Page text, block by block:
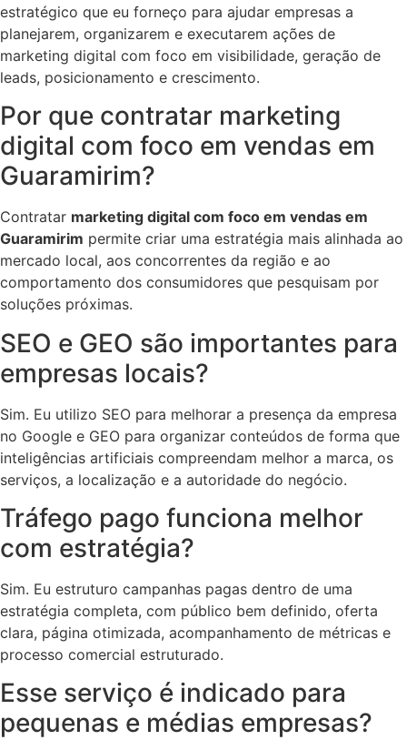
estratégico que eu forneço para ajudar empresas a
planejarem, organizarem e executarem ações de
marketing digital com foco em visibilidade, geração de
leads, posicionamento e crescimento.
Por que contratar marketing
digital com foco em vendas em
Guaramirim?
Contratar marketing digital com foco em vendas em
Guaramirim permite criar uma estratégia mais alinhada ao
mercado local, aos concorrentes da região e ao
comportamento dos consumidores que pesquisam por
soluções próximas.
SEO e GEO são importantes para
empresas locais?
Sim. Eu utilizo SEO para melhorar a presença da empresa
no Google e GEO para organizar conteúdos de forma que
inteligências artificiais compreendam melhor a marca, os
serviços, a localização e a autoridade do negócio.
Tráfego pago funciona melhor
com estratégia?
Sim. Eu estruturo campanhas pagas dentro de uma
estratégia completa, com público bem definido, oferta
clara, página otimizada, acompanhamento de métricas e
processo comercial estruturado.
Esse serviço é indicado para
pequenas e médias empresas?